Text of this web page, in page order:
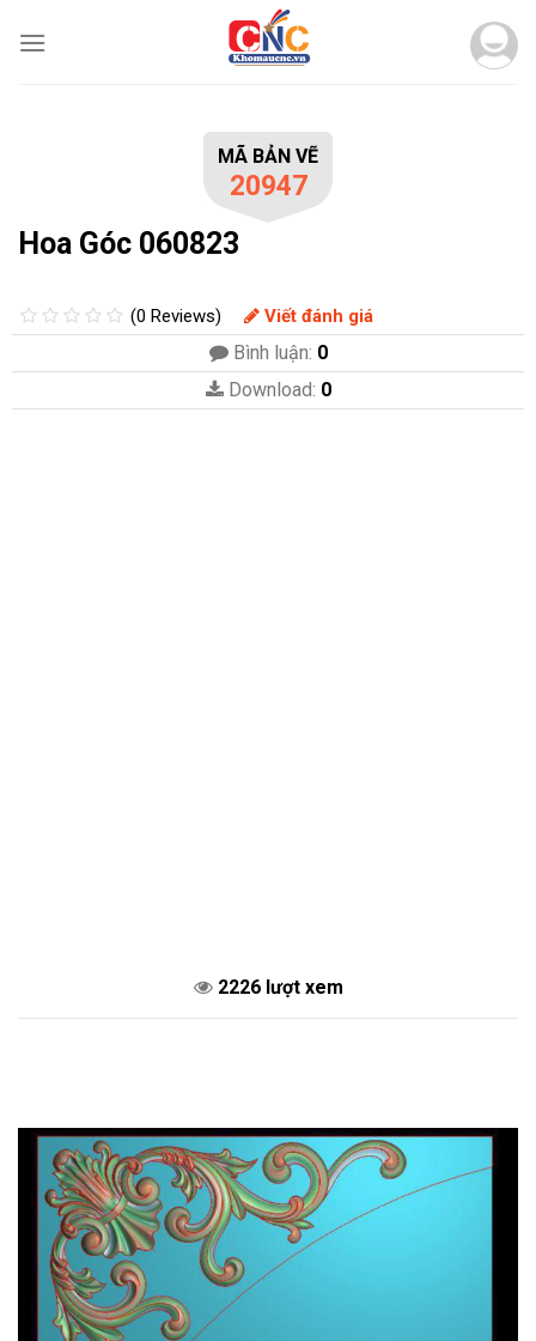
MÃ BẢN VẼ
20947
Hoa Góc 060823
(0 Reviews) Viết đánh giá
Bình luận: 0
Download: 0
2226 lượt xem